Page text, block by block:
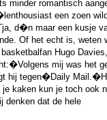
romantisch
een zoen
d�n maar een kusje
Of het echt is, weten
Hugo
mij was het
hij tegen�Daily
je kaken kun je toch ook
denken dat de hele